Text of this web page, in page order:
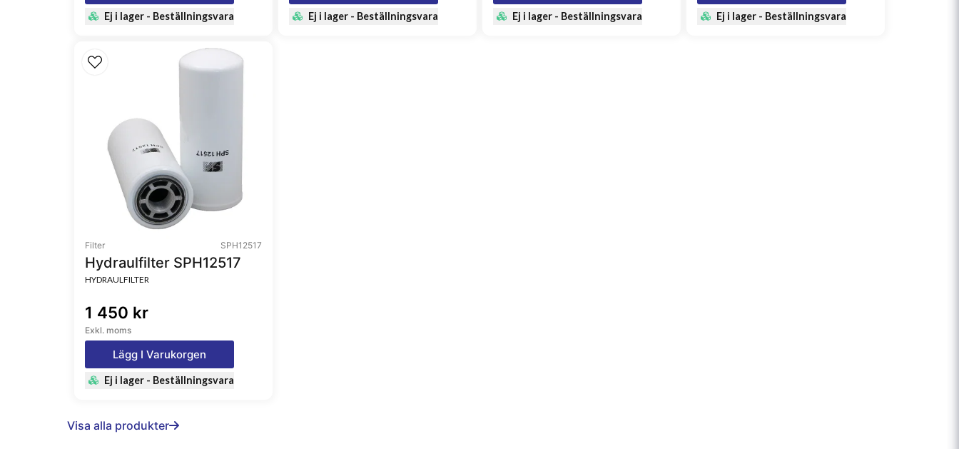
Ej i lager - Beställningsvara Ej i lager - Beställningsvara Ej i lager - Beställningsvara Ej i lager - Beställningsvara
Filter SPH12517
Hydraulfilter SPH12517
HYDRAULFILTER
1 450 kr
Exkl. moms
Lägg I Varukorgen
Ej i lager - Beställningsvara
Visa alla produkter